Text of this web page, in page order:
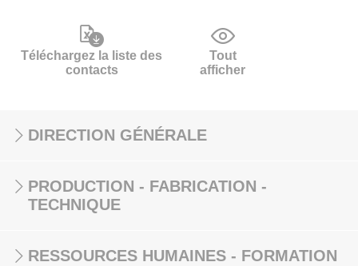
Téléchargez la liste des
contacts
Tout
afficher
DIRECTION GÉNÉRALE
PRODUCTION - FABRICATION -
TECHNIQUE
RESSOURCES HUMAINES - FORMATION